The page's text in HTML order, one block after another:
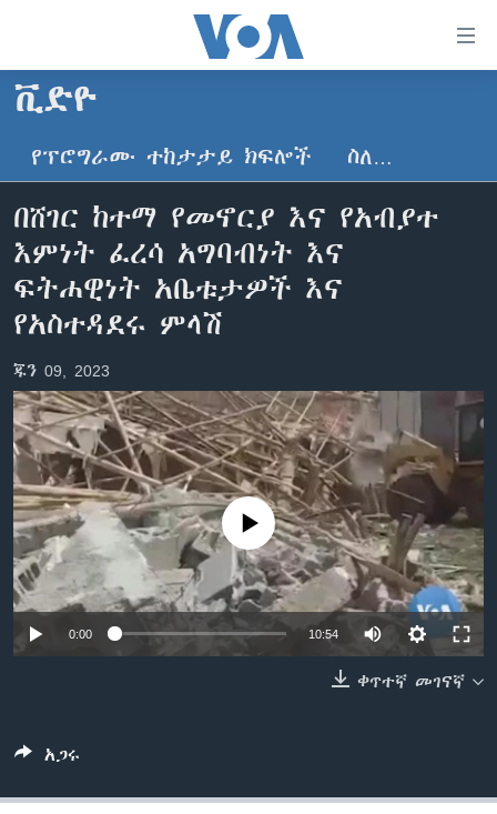
ማገናኛዎች
ዋናው
ይዘት
ወደ
ዋናው
ይዘት
ወደ
ዋናው
ይዘት
እለፍ
ዜና
ኢትዮጵያ
አሜሪካ
መካከለኛው ምሥራቅ
ኑሮ በጤንነት
ከምሽቱ ሦስት ሰዓት የአማርኛ ዜና
ቪዲዮ
የፎቶ መድብሎች
Learning English
ይከተሉን
ቋንቋዎች
ቪድዮ
የፕሮግራሙ ተከታታይ ክፍሎች ስለ…
በሸገር ከተማ የመኖርያ እና የአብያተ
እምነት ፈረሳ አግባብነት እና
ፍትሐዊነት አቤቱታዎች እና
የአስተዳደሩ ምላሽ
ጁን 09, 2023
No media source currently available
0:00 10:54
ቀጥተኛ መገናኛ
አጋሩ